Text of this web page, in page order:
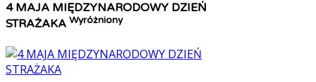
4 MAJA MIĘDZYNARODOWY DZIEŃ
STRAŻAKA Wyróżniony